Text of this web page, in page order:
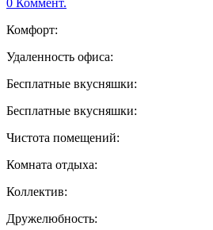
0 Коммент.
Комфорт:
Удаленность офиса:
Бесплатные вкусняшки:
Бесплатные вкусняшки:
Чистота помещений:
Комната отдыха:
Коллектив:
Дружелюбность: